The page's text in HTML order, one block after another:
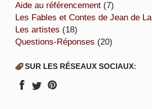
aide au référencement(7)
Les Fables et Contes de Jean de
Les artistes (18)
Questions-Réponses (20)
SUR LES RÉSEAUX SOCIAUX: